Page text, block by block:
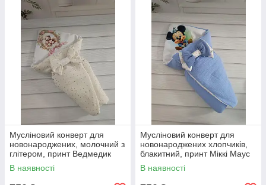
Мусліновий конверт для
новонароджених, молочний з
глітером, принт Ведмедик
дівчинка
В наявності
Мусліновий конверт для
новонароджених хлопчиків,
блакитний, принт Міккі Маус
В наявності